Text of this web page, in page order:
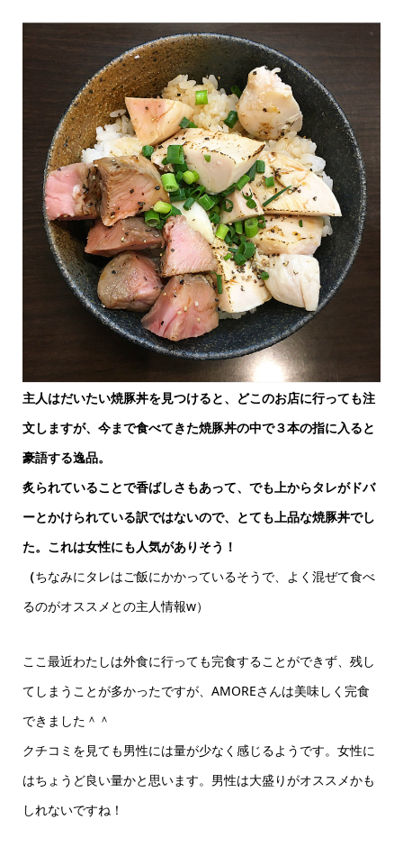
主人はだいたい焼豚丼を見つけると、どこのお店に行っても注
文しますが、今まで食べてきた焼豚丼の中で３本の指に入ると
豪語する逸品。
炙られていることで香ばしさもあって、でも上からタレがドバ
ーとかけられている訳ではないので、とても上品な焼豚丼でし
た。これは女性にも人気がありそう！
（ちなみにタレはご飯にかかっているそうで、よく混ぜて食べ
るのがオススメとの主人情報w）
ここ最近わたしは外食に行っても完食することができず、残し
てしまうことが多かったですが、AMOREさんは美味しく完食
できました＾＾
クチコミを見ても男性には量が少なく感じるようです。女性に
はちょうど良い量かと思います。男性は大盛りがオススメかも
しれないですね！